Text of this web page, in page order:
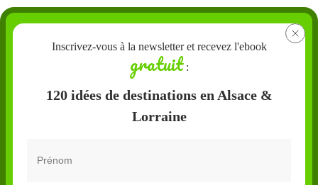
Inscrivez-vous à la newsletter et recevez l'ebook
gratuit:
120 idées de destinations en Alsace &
Lorraine